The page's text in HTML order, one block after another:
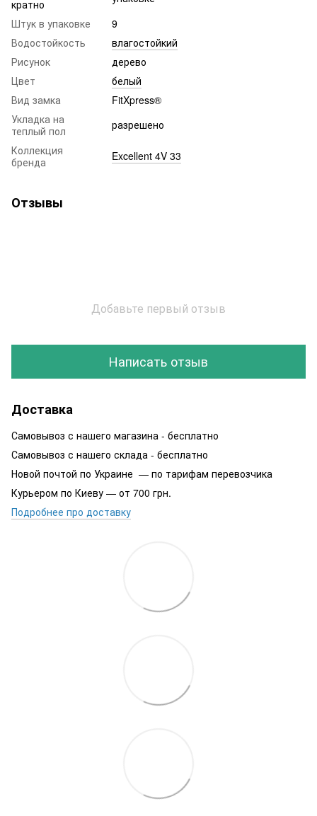
кратно
Штук в упаковке
9
Водостойкость
влагостойкий
Рисунок
дерево
Цвет
белый
Вид замка
FitXpress®
Укладка на
теплый пол
разрешено
Коллекция
бренда
Excellent 4V 33
Отзывы
Добавьте первый отзыв
Написать отзыв
Доставка
Самовывоз с нашего магазина - бесплатно
Самовывоз с нашего склада - бесплатно
Новой почтой по Украине — по тарифам перевозчика
Курьером по Киеву — от 700 грн.
Подробнее про доставку